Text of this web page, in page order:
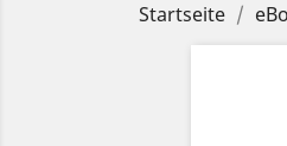
Startseite